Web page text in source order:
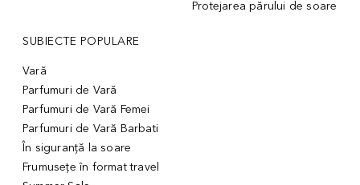
Protejarea părului de soare
SUBIECTE POPULARE
Vară
Parfumuri de Vară
Parfumuri de Vară Femei
Parfumuri de Vară Barbati
În siguranță la soare
Frumusețe în format travel